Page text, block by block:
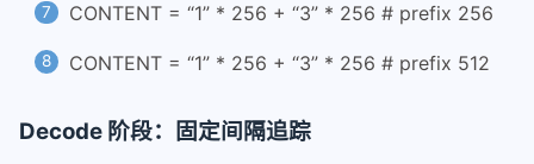
CONTENT = “1” * 256 + “3” * 256 # prefix 256
CONTENT = “1” * 256 + “3” * 256 # prefix 512
Decode 阶段：固定间隔追踪